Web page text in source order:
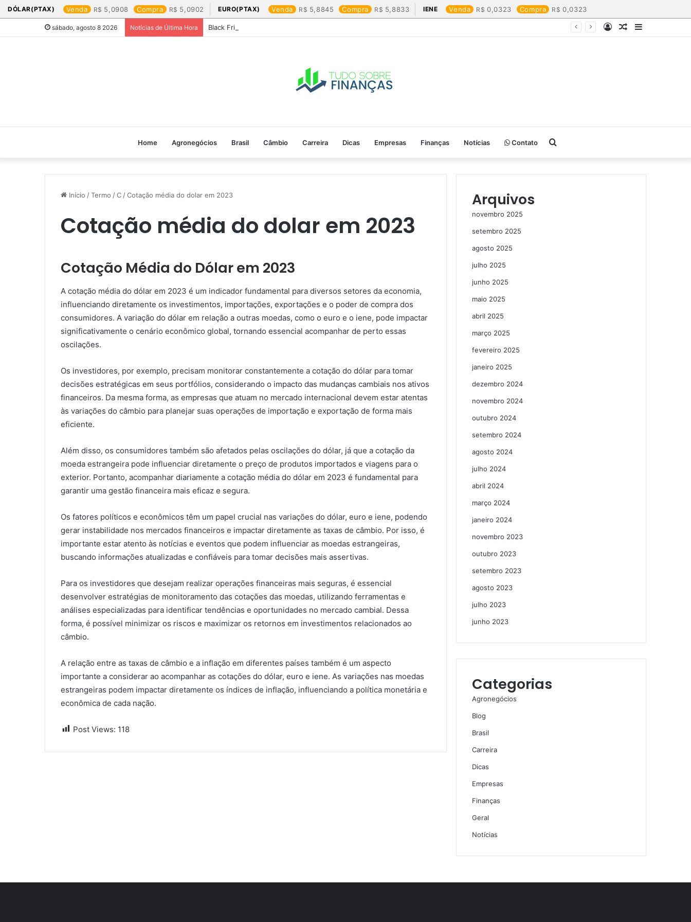
DÓLAR(PTAX) Venda 5,0908 Compra 5,0902 EURO(PTAX) Venda 5,8845 Compra 5,8833 IENE Venda 0,0323 Compra 0,0323
sábado, agosto 8 2026 Notícias de Última Hora Black Friday: os produtos que mais valem a pena
Barra
Artigo
Entrar
Home Agronegócios Brasil Câmbio Carreira Dicas Empresas Finanças Notícias Contato Procurar
por
Início /Termo /C /Cotação média do dolar em 2023​
Cotação média do dolar em 2023​
Cotação Média do Dólar em 2023
A cotação média do dólar em 2023 é um indicador fundamental para diversos setores da economia,
influenciando diretamente os investimentos, importações, exportações e o poder de compra dos
consumidores. A variação do dólar em relação a outras moedas, como o euro e o iene, pode impactar
significativamente o cenário econômico global, tornando essencial acompanhar de perto essas
oscilações.
Os investidores, por exemplo, precisam monitorar constantemente a cotação do dólar para tomar
decisões estratégicas em seus portfólios, considerando o impacto das mudanças cambiais nos ativos
financeiros. Da mesma forma, as empresas que atuam no mercado internacional devem estar atentas
às variações do câmbio para planejar suas operações de importação e exportação de forma mais
eficiente.
Além disso, os consumidores também são afetados pelas oscilações do dólar, já que a cotação da
moeda estrangeira pode influenciar diretamente o preço de produtos importados e viagens para o
exterior. Portanto, acompanhar diariamente a cotação média do dólar em 2023 é fundamental para
garantir uma gestão financeira mais eficaz e segura.
Os fatores políticos e econômicos têm um papel crucial nas variações do dólar, euro e iene, podendo
gerar instabilidade nos mercados financeiros e impactar diretamente as taxas de câmbio. Por isso, é
importante estar atento às notícias e eventos que podem influenciar as moedas estrangeiras,
buscando informações atualizadas e confiáveis para tomar decisões mais assertivas.
Para os investidores que desejam realizar operações financeiras mais seguras, é essencial
desenvolver estratégias de monitoramento das cotações das moedas, utilizando ferramentas e
análises especializadas para identificar tendências e oportunidades no mercado cambial. Dessa
forma, é possível minimizar os riscos e maximizar os retornos em investimentos relacionados ao
câmbio.
A relação entre as taxas de câmbio e a inflação em diferentes países também é um aspecto
importante a considerar ao acompanhar as cotações do dólar, euro e iene. As variações nas moedas
estrangeiras podem impactar diretamente os índices de inflação, influenciando a política monetária e
econômica de cada nação.
Post Views: 118
Arquivos
novembro 2025
setembro 2025
agosto 2025
julho 2025
junho 2025
maio 2025
abril 2025
março 2025
fevereiro 2025
janeiro 2025
dezembro 2024
novembro 2024
outubro 2024
setembro 2024
agosto 2024
julho 2024
abril 2024
março 2024
janeiro 2024
novembro 2023
outubro 2023
setembro 2023
agosto 2023
julho 2023
junho 2023
Categorias
Agronegócios
Blog
Brasil
Carreira
Dicas
Empresas
Finanças
Geral
Notícias